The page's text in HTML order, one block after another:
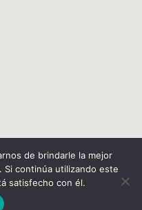
de brindarle la mejor
continúa utilizando este
satisfecho con él.